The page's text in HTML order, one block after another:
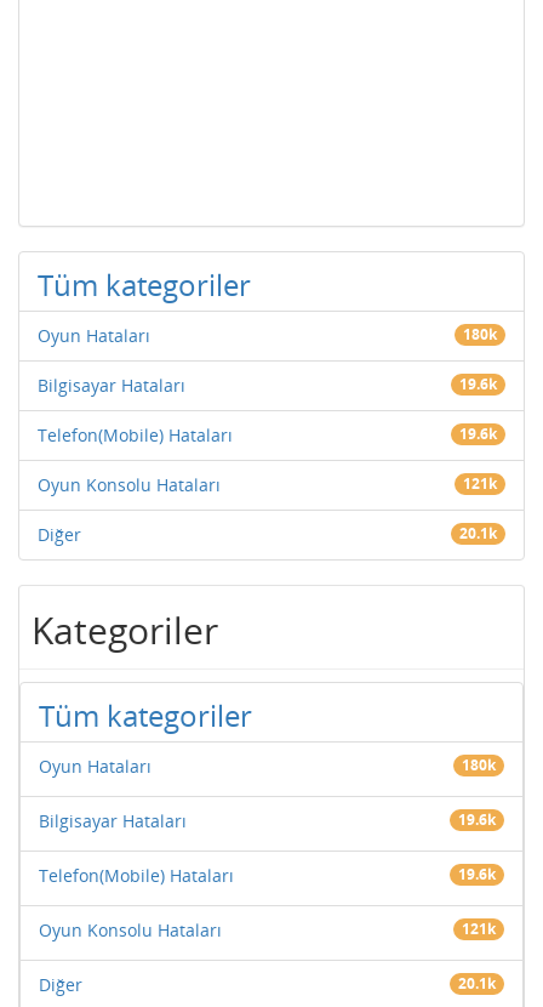
Tüm kategoriler
Oyun Hataları 180k
Bilgisayar Hataları 19.6k
Telefon(Mobile) Hataları 19.6k
Oyun Konsolu Hataları 121k
Diğer 20.1k
Kategoriler
Tüm kategoriler
Oyun Hataları 180k
Bilgisayar Hataları 19.6k
Telefon(Mobile) Hataları 19.6k
Oyun Konsolu Hataları 121k
Diğer 20.1k